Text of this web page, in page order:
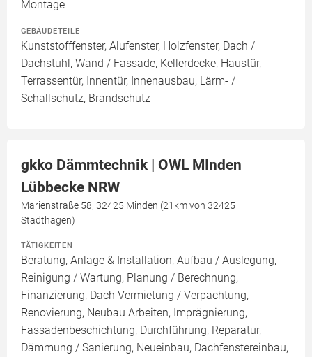
Montage
GEBÄUDETEILE
Kunststofffenster, Alufenster, Holzfenster, Dach /
Dachstuhl, Wand / Fassade, Kellerdecke, Haustür,
Terrassentür, Innentür, Innenausbau, Lärm- /
Schallschutz, Brandschutz
gkko Dämmtechnik | OWL MInden
Lübbecke NRW
Marienstraße 58, 32425 Minden (21km von 32425
Stadthagen)
TÄTIGKEITEN
Beratung, Anlage & Installation, Aufbau / Auslegung,
Reinigung / Wartung, Planung / Berechnung,
Finanzierung, Dach Vermietung / Verpachtung,
Renovierung, Neubau Arbeiten, Imprägnierung,
Fassadenbeschichtung, Durchführung, Reparatur,
Dämmung / Sanierung, Neueinbau, Dachfenstereinbau,